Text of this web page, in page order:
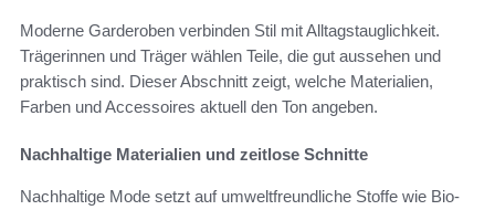
Moderne Garderoben verbinden Stil mit Alltagstauglichkeit.
Trägerinnen und Träger wählen Teile, die gut aussehen und
praktisch sind. Dieser Abschnitt zeigt, welche Materialien,
Farben und Accessoires aktuell den Ton angeben.
Nachhaltige Materialien und zeitlose Schnitte
Nachhaltige Mode setzt auf umweltfreundliche Stoffe wie Bio-